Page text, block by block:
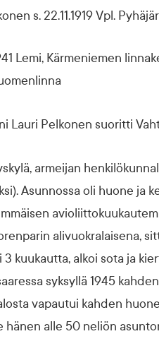
s. 22.11.1919 Vpl.
Lemi, Kärmeniemen
Lauri Pelkonen suoritti
armeijan
Asunnossa oli huone ja
alivuokralaisena,
kuukautta, alkoi sota ja
syksyllä 1945
vapautui kahden
hänen alle 50 neliön